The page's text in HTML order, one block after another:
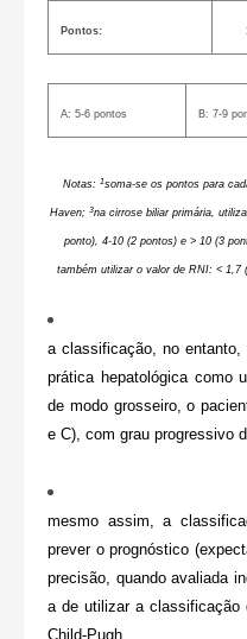
Pontos:
A: 5-6 pontos B: 7-9
Notas: 1soma-se os pontos para
Haven; 3na cirrose biliar primária,
ponto), 4-10 (2 pontos) e > 10 (3
também utilizar o valor de RNI: < 1,7
a classificação, no
prática hepatológica como
de modo grosseiro, o
e C), com grau progressivo
mesmo assim, a
prever o prognóstico
precisão, quando avaliada
a de utilizar a classificação
Child-Pugh.